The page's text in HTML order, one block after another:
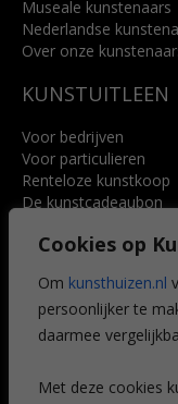
Cookies op
Om kunsthuizen.nl
persoonlijker te
daarmee
Met deze cookies
Museale kunstenaars
Nederlandse
Over onze
KUNSTUITLEEN
Voor bedrijven
Voor particulieren
Renteloze kunstkoop
De kunstcadeaubon
Voordelen
Veelgestelde vragen
CONTACT
Leiden